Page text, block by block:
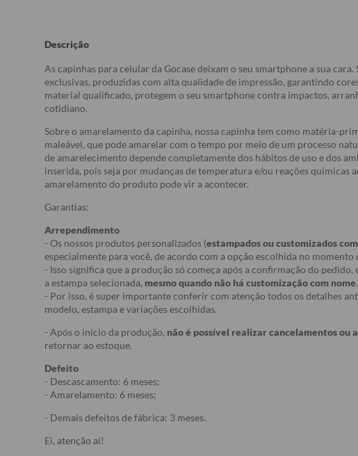
Descrição
As capinhas para celular da Gocase deixam o seu smartphone a sua cara.
exclusivas, produzidas com alta qualidade de impressão, garantindo
material qualificado, protegem o seu smartphone contra impactos,
cotidiano.
Sobre o amarelamento da capinha, nossa capinha tem como matéria-
maleável, que pode amarelar com o tempo por meio de um processo
de amarelecimento depende completamente dos hábitos de uso e dos
inserida, pois seja por mudanças de temperatura e/ou reações químicas
amarelamento do produto pode vir a acontecer.
Garantias:
Arrependimento
- Os nossos produtos personalizados (estampados ou customizados
especialmente para você, de acordo com a opção escolhida no momento
- Isso significa que a produção só começa após a confirmação do
a estampa selecionada, mesmo quando não há customização com nome.
- Por isso, é super importante conferir com atenção todos os detalhes
modelo, estampa e variações escolhidas.
- Após o início da produção, não é possível realizar cancelamentos ou
retornar ao estoque.
Defeito
- Descascamento: 6 meses;
- Amarelamento: 6 meses;
- Demais defeitos de fábrica: 3 meses.
Ei, atenção aí!